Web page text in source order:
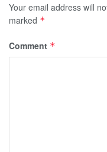
Your email address will
marked *
Comment *